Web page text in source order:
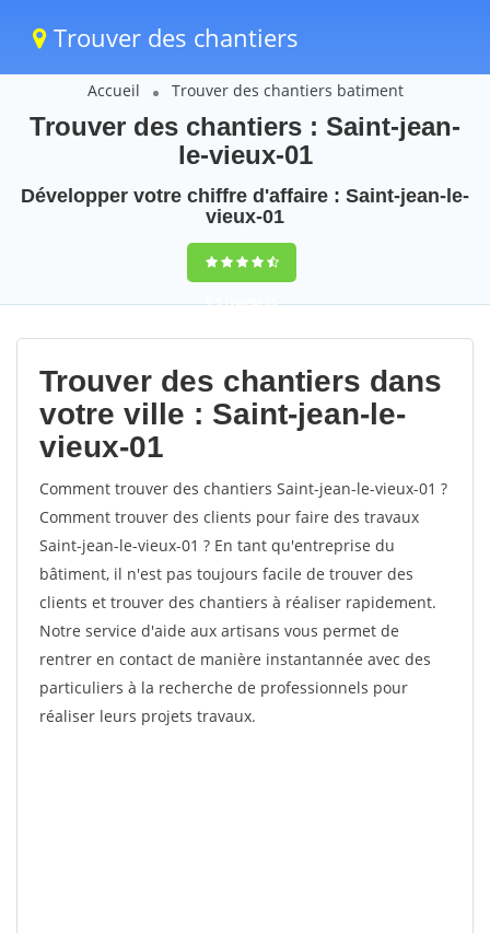
Trouver des chantiers
Accueil Trouver des chantiers batiment
Trouver des chantiers : Saint-jean-
le-vieux-01
Développer votre chiffre d'affaire : Saint-jean-le-
vieux-01
9,5(100%)55
votes
Trouver des chantiers dans
votre ville : Saint-jean-le-
vieux-01
Comment trouver des chantiers Saint-jean-le-vieux-01 ?
Comment trouver des clients pour faire des travaux
Saint-jean-le-vieux-01 ? En tant qu'entreprise du
bâtiment, il n'est pas toujours facile de trouver des
clients et trouver des chantiers à réaliser rapidement.
Notre service d'aide aux artisans vous permet de
rentrer en contact de manière instantannée avec des
particuliers à la recherche de professionnels pour
réaliser leurs projets travaux.